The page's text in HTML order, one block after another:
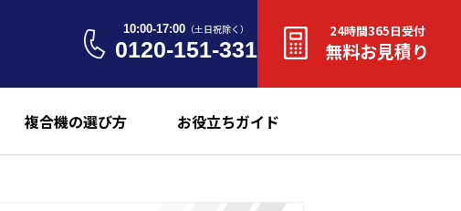
10:00-17:00 （土日祝除く）
0120-151-331
24時間365日受付
無料お見積り
複合機の選び方 お役立ちガイド